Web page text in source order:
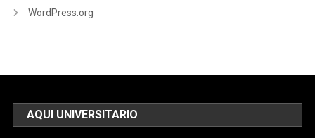
WordPress.org
AQUI UNIVERSITARIO